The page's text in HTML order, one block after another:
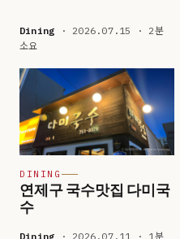
Dining · 2026.07.15 · 2분
소요
DINING
연제구 국수맛집 다미국
수
Dining · 2026.07.11 · 1분